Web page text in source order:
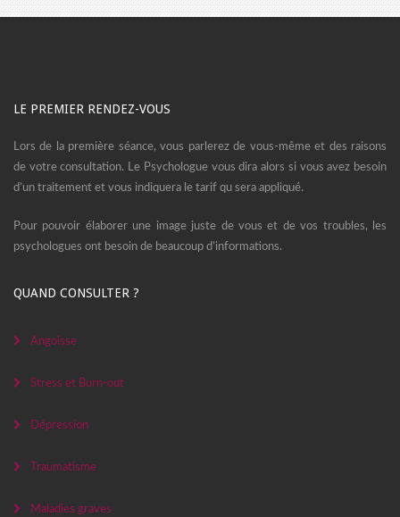
LE PREMIER RENDEZ-VOUS
Lors de la première séance, vous parlerez de vous-même et des raisons
de votre consultation. Le Psychologue vous dira alors si vous avez besoin
d’un traitement et vous indiquera le tarif qu sera appliqué.
Pour pouvoir élaborer une image juste de vous et de vos troubles, les
psychologues ont besoin de beaucoup d’informations.
QUAND CONSULTER ?
Angoisse
Stress et Burn-out
Dépression
Traumatisme
Maladies graves